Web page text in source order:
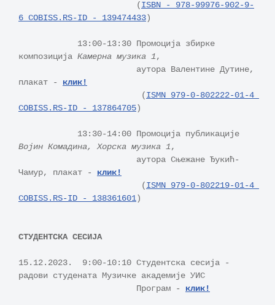
                        (
ISBN - 978-99976-902-9-
6 COBISS.RS-ID - 139474433 )
композиција Камерна музика 1 ,
плакат - клик!
                         (
ISMN 979-0-802222-01-4
COBISS.RS-ID - 137864705 )
Војин Комадина, Хорска музика 1 ,
Чамур, плакат - клик!
                         (
ISMN 979-0-802219-01-4
COBISS.RS-ID - 138361601 )
15.12.2023.  9:00-10:10 Студентска сесија -
радови студената Музичке академије УИС
                        Програм -
клик!